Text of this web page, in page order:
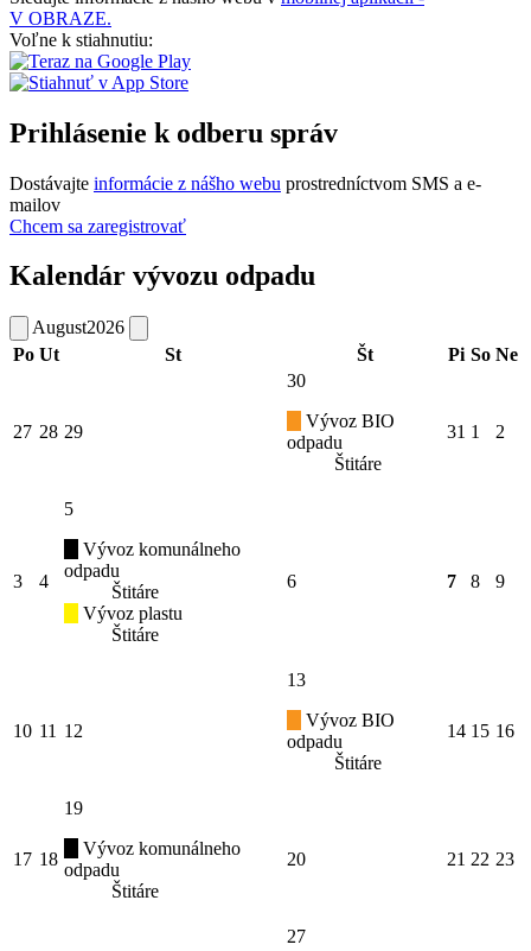
V OBRAZE.
Voľne k stiahnutiu:
Prihlásenie k odberu správ
Dostávajte informácie z nášho webu prostredníctvom SMS a e-
mailov
Chcem sa zaregistrovať
Kalendár vývozu odpadu
August2026
Po Ut St Št Pi So Ne
27 28 29
30
Vývoz BIO
odpadu
Štitáre
31 1 2
3 4
5
Vývoz komunálneho
odpadu
Štitáre
Vývoz plastu
Štitáre
6 7 8 9
10 11 12
13
Vývoz BIO
odpadu
Štitáre
14 15 16
17 18
19
Vývoz komunálneho
odpadu
Štitáre
20 21 22 23
27